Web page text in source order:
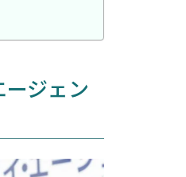
ジェン